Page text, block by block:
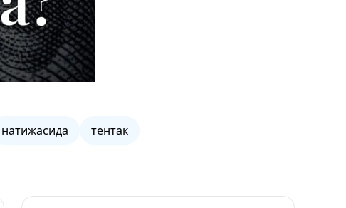
натижасида тентак